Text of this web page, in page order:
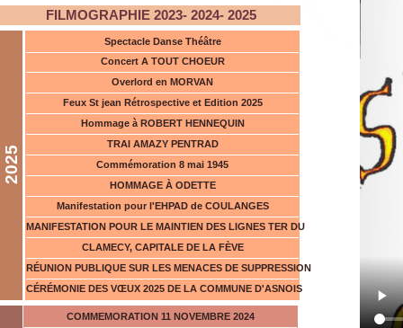
2025
Spectacle Danse Théâtre
Concert A TOUT CHOEUR
Overlord en MORVAN
Feux St jean Rétrospective et Edition 2025
Hommage à ROBERT HENNEQUIN
TRAI AMAZY PENTRAD
Commémoration 8 mai 1945
HOMMAGE À ODETTE
Manifestation pour l'EHPAD de COULANGES
MANIFESTATION POUR LE MAINTIEN DES LIGNES TER DU
CLAMECY, CAPITALE DE LA FÈVE
RÉUNION PUBLIQUE SUR LES MENACES DE SUPPRESSION
CÉRÉMONIE DES VŒUX 2025 DE LA COMMUNE D'ASNOIS
COMMEMORATION 11 NOVEMBRE 2024
FILMOGRAPHIE 2023- 2024- 2025